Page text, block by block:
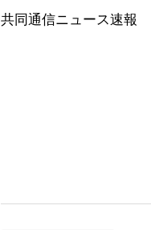
共同通信ニュース速報